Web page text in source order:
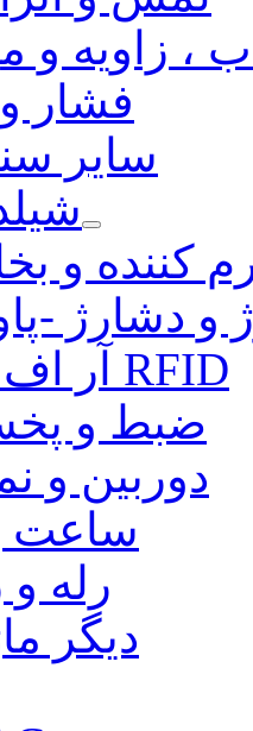
، زاویه و
فشار و
سایر
کننده و
و دشارژ -
آر اف آی دی RFID
ضبط و
دوربین و
ساعت
رله
دیگر